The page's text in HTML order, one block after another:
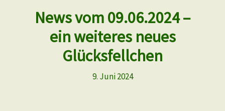
News vom 09.06.2024 –
ein weiteres neues
Glücksfellchen
9. Juni 2024